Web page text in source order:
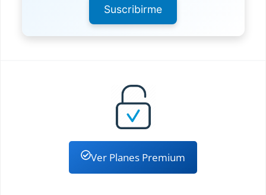
Suscribirme
Ver Planes Premium